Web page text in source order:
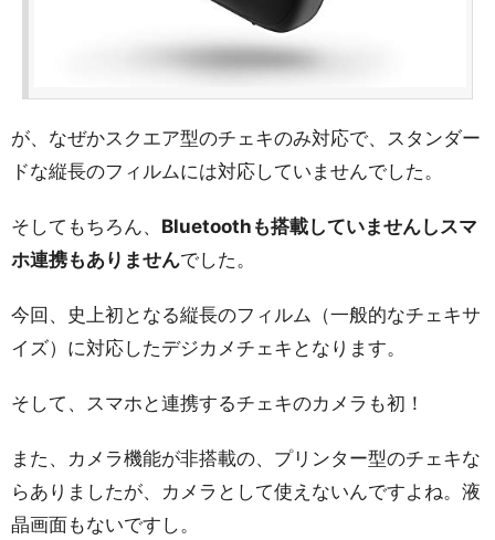
が、なぜかスクエア型のチェキのみ対応で、スタンダー
ドな縦長のフィルムには対応していませんでした。
そしてもちろん、 Bluetoothも搭載していませんしスマ
ホ連携もありませんでした。
今回、史上初となる縦長のフィルム（一般的なチェキサ
イズ）に対応したデジカメチェキとなります。
そして、スマホと連携するチェキのカメラも初！
また、カメラ機能が非搭載の、プリンター型のチェキな
らありましたが、カメラとして使えないんですよね。液
晶画面もないですし。